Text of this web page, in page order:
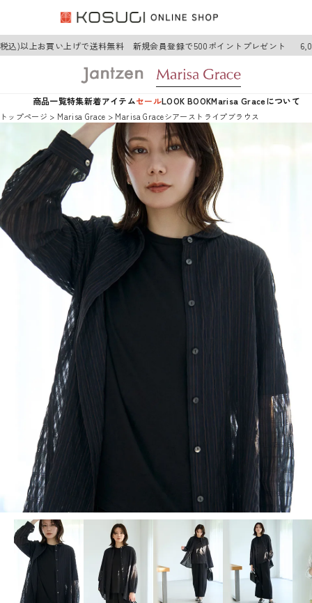
)以上お買い上げで送料無料 新規会員登録で500ポイントプレゼント
商品一覧特集新着アイテムセールLOOK BOOKMarisa Graceについて
トップページ Marisa Grace Marisa Graceシアーストライプブラウス